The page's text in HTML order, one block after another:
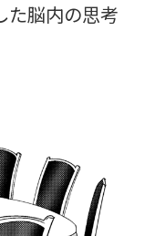
た脳内の思考